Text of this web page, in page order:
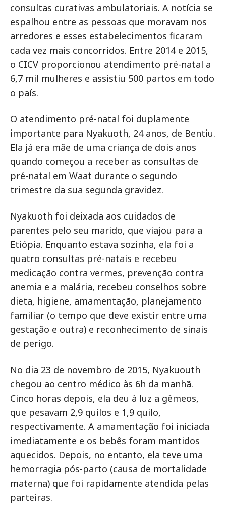
consultas curativas ambulatoriais. A notícia se
espalhou entre as pessoas que moravam nos
arredores e esses estabelecimentos ficaram
cada vez mais concorridos. Entre 2014 e 2015,
o CICV proporcionou atendimento pré-natal a
6,7 mil mulheres e assistiu 500 partos em todo
o país.
O atendimento pré-natal foi duplamente
importante para Nyakuoth, 24 anos, de Bentiu.
Ela já era mãe de uma criança de dois anos
quando começou a receber as consultas de
pré-natal em Waat durante o segundo
trimestre da sua segunda gravidez.
Nyakuoth foi deixada aos cuidados de
parentes pelo seu marido, que viajou para a
Etiópia. Enquanto estava sozinha, ela foi a
quatro consultas pré-natais e recebeu
medicação contra vermes, prevenção contra
anemia e a malária, recebeu conselhos sobre
dieta, higiene, amamentação, planejamento
familiar (o tempo que deve existir entre uma
gestação e outra) e reconhecimento de sinais
de perigo.
No dia 23 de novembro de 2015, Nyakuouth
chegou ao centro médico às 6h da manhã.
Cinco horas depois, ela deu à luz a gêmeos,
que pesavam 2,9 quilos e 1,9 quilo,
respectivamente. A amamentação foi iniciada
imediatamente e os bebês foram mantidos
aquecidos. Depois, no entanto, ela teve uma
hemorragia pós-parto (causa de mortalidade
materna) que foi rapidamente atendida pelas
parteiras.